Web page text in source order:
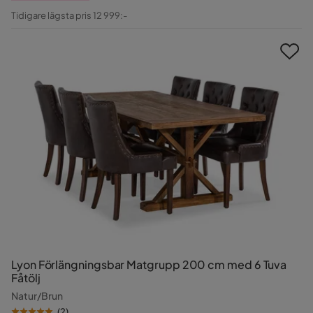
Pris
Original
Tidigare lägsta pris 12 999:-
Lyon Förlängningsbar Matgrupp 200 cm med 6 Tuva
Fåtölj
Natur/Brun